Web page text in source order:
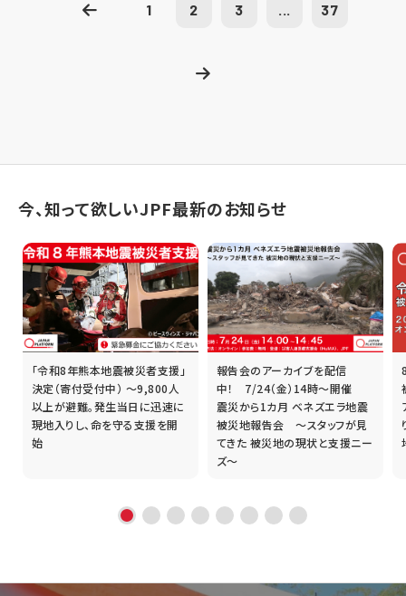
1 2 3 ... 37
今、知って欲しいJPF最新のお知らせ
「令和8年熊本地震被災者支援」
決定（寄付受付中） ～9,800人
以上が避難。発生当日に迅速に
現地入りし、命を守る支援を開
始
報告会のアーカイブを配信
中！ 7/24（金）14時～開催
震災から1カ月 ベネズエラ地震
被災地報告会 ～スタッフが見
てきた 被災地の現状と支援ニー
ズ～